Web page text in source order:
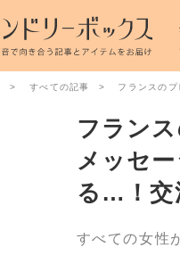
すべての記事 フランスの
フラン
メッセ
る…！交
すべての女性